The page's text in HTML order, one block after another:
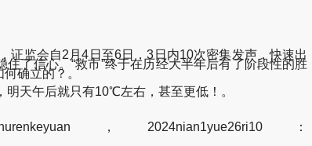
监会自2月4日至6日，3日内10次密集发声，快速出
了信心。“救市”终于在历经大半年后有了阶段性的胜
确立的？。
天午后就只有10℃左右，甚至更低！。
，2024nian1yue26ri10：